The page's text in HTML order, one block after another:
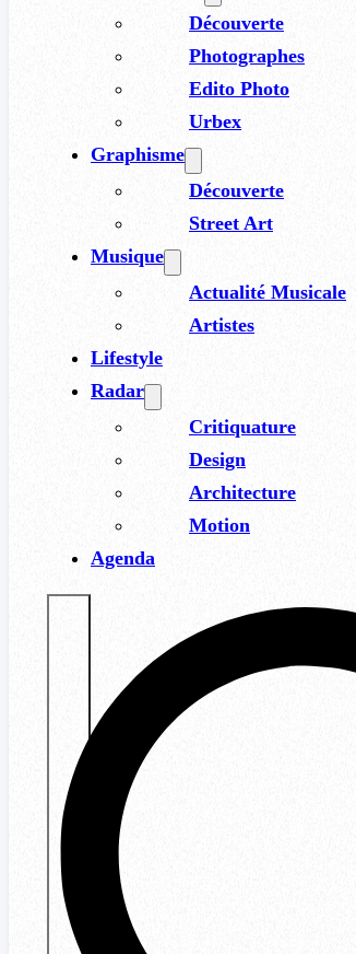
Découverte
Photographes
Edito Photo
Urbex
Graphisme
Découverte
Street Art
Musique
Actualité Musicale
Artistes
Lifestyle
Radar
Critiquature
Design
Architecture
Motion
Agenda